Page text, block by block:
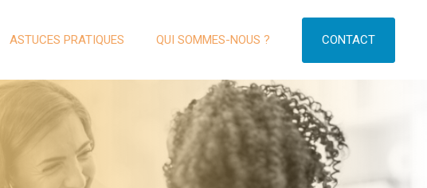
ASTUCES PRATIQUES QUI SOMMES-NOUS ? CONTACT